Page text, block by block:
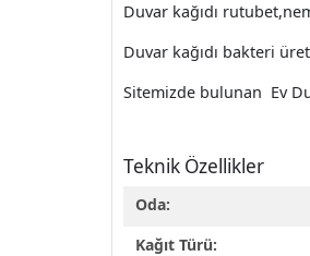
Duvar kağıdı
Duvar kağıdı bakteri
Sitemizde bulunan Ev
Teknik Özellikler
Oda:
Kağıt Türü: